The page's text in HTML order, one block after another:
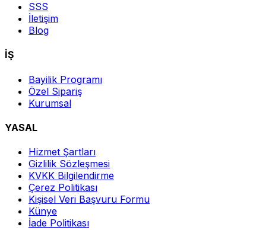
SSS
İletişim
Blog
İŞ
Bayilik Programı
Özel Sipariş
Kurumsal
YASAL
Hizmet Şartları
Gizlilik Sözleşmesi
KVKK Bilgilendirme
Çerez Politikası
Kişisel Veri Başvuru Formu
Künye
İade Politikası